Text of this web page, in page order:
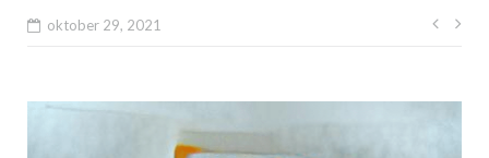
oktober 29, 2021